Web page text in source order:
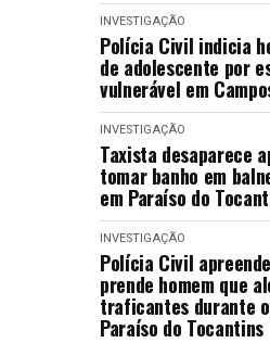
INVESTIGAÇÃO
Polícia Civil indicia
de adolescente por
vulnerável em
INVESTIGAÇÃO
Taxista desaparece
tomar banho em
em Paraíso do
INVESTIGAÇÃO
Polícia Civil
prende homem que
traficantes durante
Paraíso do Tocantins